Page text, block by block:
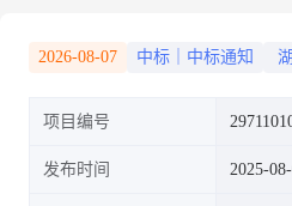
2026-08-07 中标｜中标通知
项目编号
发布时间 2025-